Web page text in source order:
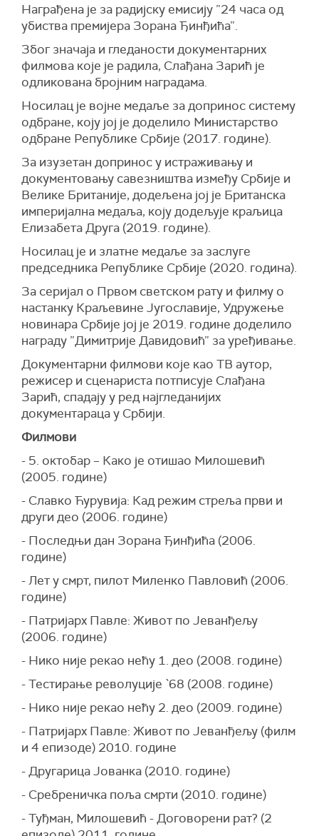
Награђена је за радијску емисију ”24 часа од
убиства премијера Зорана Ђинђића”.
Због значаја и гледаности документарних
филмова које је радила, Слађана Зарић је
одликована бројним наградама.
Носилац је војне медаље за допринос систему
одбране, коју јој је доделило Министарство
одбране Републике Србије (2017. године).
За изузетан допринос у истраживању и
документовању савезништва између Србије и
Велике Британије, додељена јој је Британска
империјална медаља, коју додељује краљица
Елизабета Друга (2019. године).
Носилац је и златне медаље за заслуге
председника Републике Србије (2020. година).
За серијал о Првом светском рату и филму о
настанку Краљевине Југославије, Удружење
новинара Србије јој је 2019. године доделило
награду ”Димитрије Давидовић” за уређивање.
Документарни филмови које као ТВ аутор,
режисер и сценариста потписује Слађана
Зарић, спадају у ред најгледанијих
документараца у Србији.
Филмови
- 5. октобар – Како је отишао Милошевић
(2005. године)
- Славко Ћурувија: Кад режим стреља први и
други део (2006. године)
- Последњи дан Зорана Ђинђића (2006.
године)
- Лет у смрт, пилот Миленко Павловић (2006.
године)
- Патријарх Павле: Живот по Јеванђељу
(2006. године)
- Нико није рекао нећу 1. део (2008. године)
- Тестирање револуције `68 (2008. године)
- Нико није рекао нећу 2. део (2009. године)
- Патријарх Павле: Живот по Јеванђељу (филм
и 4 епизоде) 2010. године
- Другарица Јованка (2010. године)
- Сребреничка поља смрти (2010. године)
- Туђман, Милошевић - Договорени рат? (2